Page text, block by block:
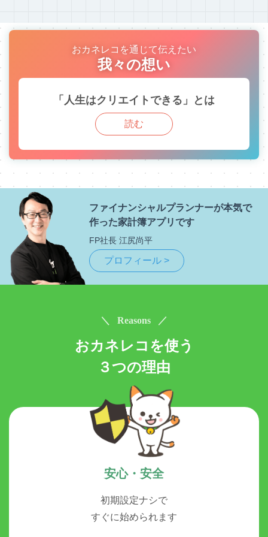
おカネレコを通じて伝えたい
我々の想い
「人生はクリエイトできる」とは
読む
ファイナンシャルプランナーが本気で
作った家計簿アプリです
FP社長 江尻尚平
プロフィール >
＼ Reasons ／
おカネレコを使う
３つの理由
安心・安全
初期設定ナシで
すぐに始められます